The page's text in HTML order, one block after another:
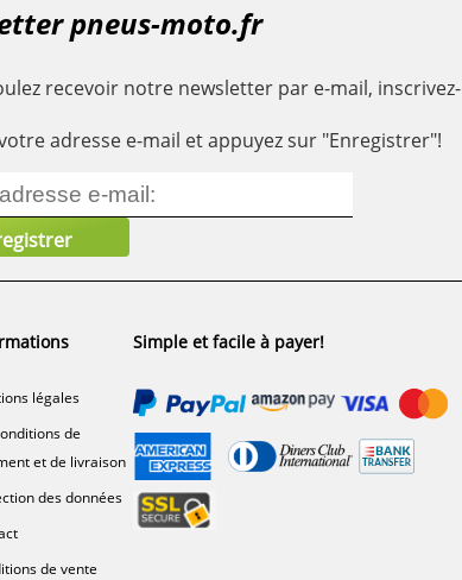
pneus-moto.fr
recevoir notre newsletter par e-mail, inscrivez-
adresse e-mail et appuyez sur "Enregistrer"!
légales
de
et de livraison
des données
de vente
Simple et facile à payer!